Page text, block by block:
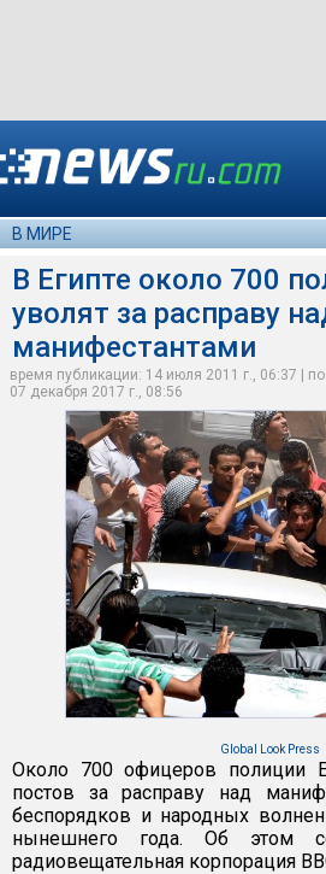
В МИРЕ
В Египте около 700
уволят за расправу
манифестантами
время публикации: 14 июля 2011 г., 06:37 |
07 декабря 2017 г., 08:56
Global Look Press
Около 700 офицеров полиции
постов за расправу над
беспорядков и народных
нынешнего года. Об этом
радиовещательная корпорация